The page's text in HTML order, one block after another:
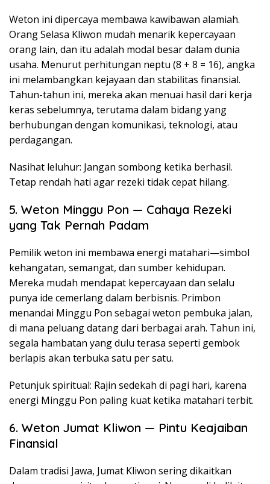
Weton ini dipercaya membawa kawibawan alamiah.
Orang Selasa Kliwon mudah menarik kepercayaan
orang lain, dan itu adalah modal besar dalam dunia
usaha. Menurut perhitungan neptu (8 + 8 = 16), angka
ini melambangkan kejayaan dan stabilitas finansial.
Tahun-tahun ini, mereka akan menuai hasil dari kerja
keras sebelumnya, terutama dalam bidang yang
berhubungan dengan komunikasi, teknologi, atau
perdagangan.
Nasihat leluhur: Jangan sombong ketika berhasil.
Tetap rendah hati agar rezeki tidak cepat hilang.
5. Weton Minggu Pon — Cahaya Rezeki
yang Tak Pernah Padam
Pemilik weton ini membawa energi matahari—simbol
kehangatan, semangat, dan sumber kehidupan.
Mereka mudah mendapat kepercayaan dan selalu
punya ide cemerlang dalam berbisnis. Primbon
menandai Minggu Pon sebagai weton pembuka jalan,
di mana peluang datang dari berbagai arah. Tahun ini,
segala hambatan yang dulu terasa seperti gembok
berlapis akan terbuka satu per satu.
Petunjuk spiritual: Rajin sedekah di pagi hari, karena
energi Minggu Pon paling kuat ketika matahari terbit.
6. Weton Jumat Kliwon — Pintu Keajaiban
Finansial
Dalam tradisi Jawa, Jumat Kliwon sering dikaitkan